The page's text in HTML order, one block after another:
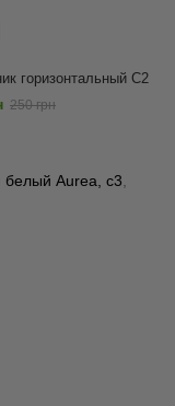
горизонтальный C2
250 грн